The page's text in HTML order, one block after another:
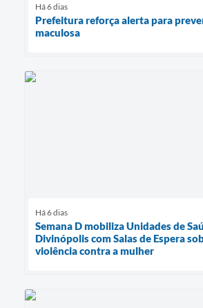
Há 6 dias
Prefeitura reforça alerta para
maculosa
Há 6 dias
Semana D mobiliza Unidades de
Divinópolis com Salas de Espera
violência contra a mulher